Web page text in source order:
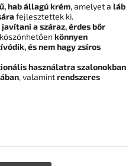
hab állagú krém, amelyet a láb
fejlesztettek ki.
a száraz, érdes bőr
könnyen
és nem hagy zsíros
használatra szalonokban
, valamintrendszeres